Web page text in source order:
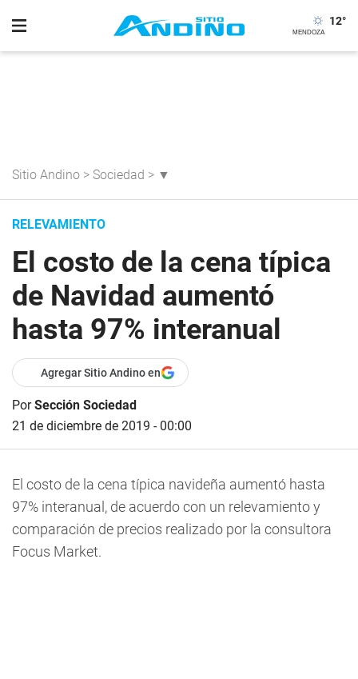
12°
Sitio Andino > Sociedad > ▼
RELEVAMIENTO
El costo de la cena típica
de Navidad aumentó
hasta 97% interanual
Agregar Sitio Andino en
PorSección Sociedad
21 de diciembre de 2019 - 00:00
El costo de la cena típica navideña aumentó hasta
97% interanual, de acuerdo con un relevamiento y
comparación de precios realizado por la consultora
Focus Market.